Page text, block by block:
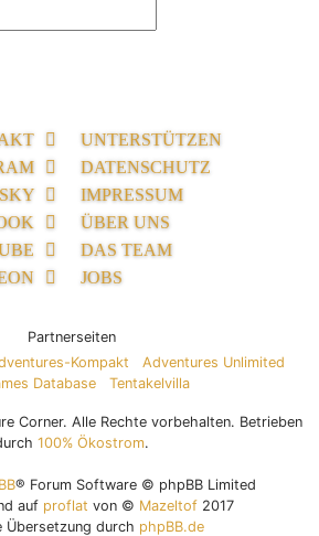
UNTERSTÜTZEN
DATENSCHUTZ
IMPRESSUM
ÜBER UNS
DAS TEAM
JOBS
Partnerseiten
Kompakt
Adventures Unlimited
Database
Tentakelvilla
Corner. Alle Rechte vorbehalten. Betrieben
100% Ökostrom.
® Forum Software © phpBB Limited
auf proflat von © Mazeltof2017
Übersetzung durch phpBB.de